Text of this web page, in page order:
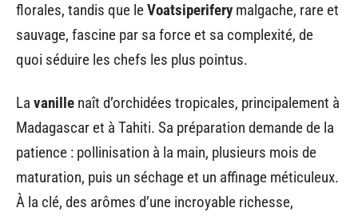
florales, tandis que leVoatsiperiferymalgache, rare et
sauvage, fascine par sa force et sa complexité, de
quoi séduire les chefs les plus pointus.
La vanille naît d’orchidées tropicales, principalement à
Madagascar et à Tahiti. Sa préparation demande de la
patience : pollinisation à la main, plusieurs mois de
maturation, puis un séchage et un affinage méticuleux.
À la clé, des arômes d’une incroyable richesse,